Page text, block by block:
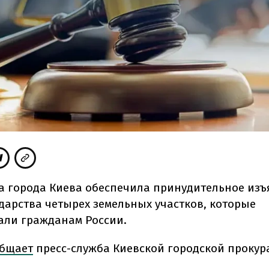
города Киева обеспечила принудительное
четырех земельных участков, которые
гражданам России.
пресс-служба Киевской городской